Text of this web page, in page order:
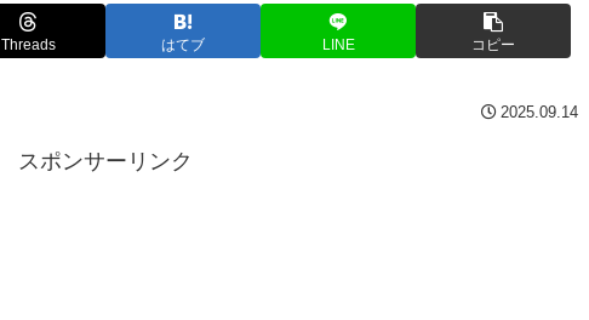
Threads はてブ LINE コピー
2025.09.14
スポンサーリンク